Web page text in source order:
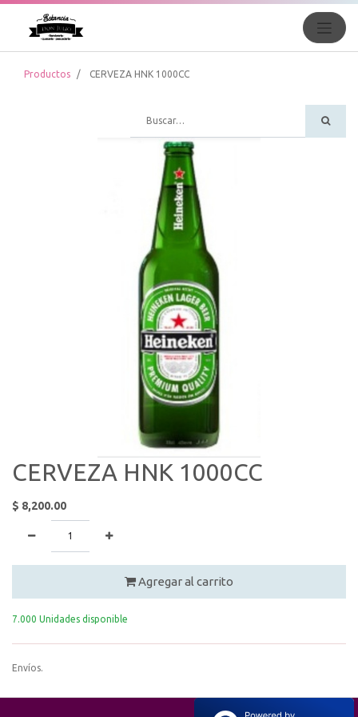
Productos CERVEZA HNK 1000CC
CERVEZA HNK 1000CC
$ 8,200.00
Agregar al carrito
7.000 Unidades disponible
Envíos.